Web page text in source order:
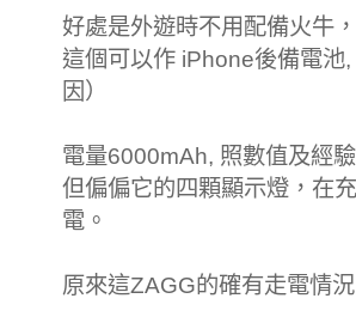
好處是外遊時不用配備火牛
這個可以作 iPhone後備電池
因）
電量6000mAh, 照數值及經
但偏偏它的四顆顯示燈，在
電。
原來這ZAGG的確有走電情